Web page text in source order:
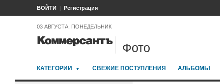
ВОЙТИ Регистрация
03 АВГУСТА, ПОНЕДЕЛЬНИК
Фото
КАТЕГОРИИ СВЕЖИЕ ПОСТУПЛЕНИЯ АЛЬБОМЫ